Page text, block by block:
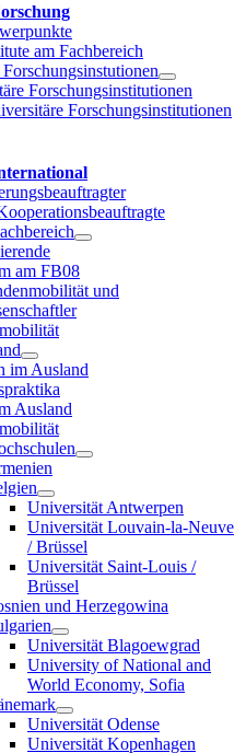
am Fachbereich
Forschungsinstitutionen
Forschungsinstitutionen
am FB08
und
im Ausland
Ausland
Universität Antwerpen
Universität Louvain-la-Neuve
/ Brüssel
Universität Saint-Louis /
Brüssel
und Herzegowina
Universität Blagoewgrad
University of National and
World Economy, Sofia
Universität Odense
Universität Kopenhagen